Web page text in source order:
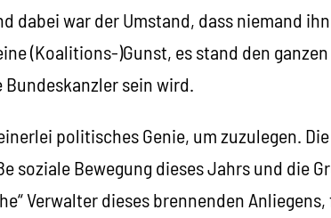
dabei war der Umstand, dass niemand
(Koalitions-)Gunst, es stand den
sein wird.
politisches Genie, um zuzulegen. Die
soziale Bewegung dieses Jahrs und die
Verwalter dieses brennenden